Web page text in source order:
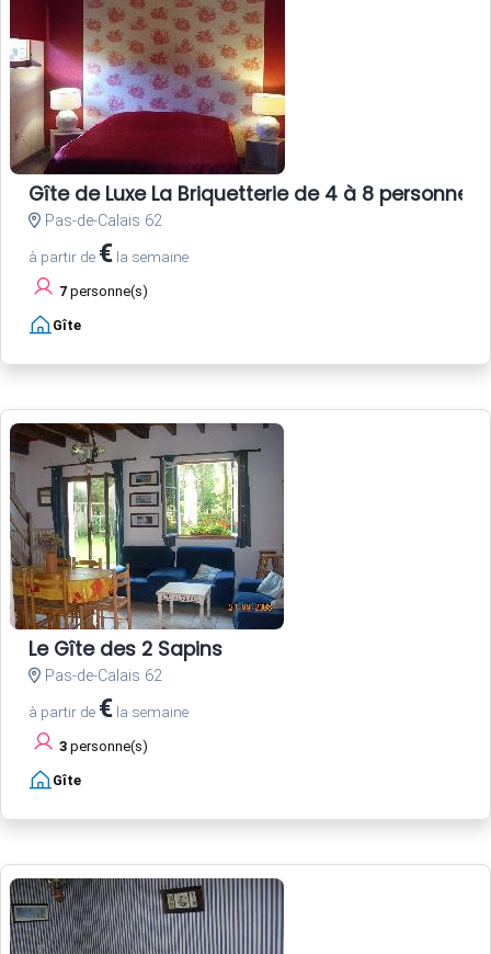
Gîte de Luxe La Briquetterie de 4 à 8
Pas-de-Calais 62
à partir de € la semaine
7 personne(s)
Gîte
Le Gîte des 2 Sapins
Pas-de-Calais 62
à partir de € la semaine
3 personne(s)
Gîte